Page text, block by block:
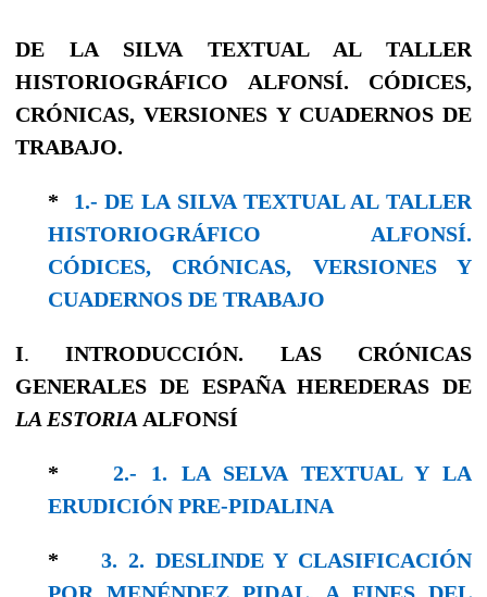
DE LA SILVA TEXTUAL AL TALLER
HISTORIOGRÁFICO ALFONSÍ. CÓDICES,
CRÓNICAS, VERSIONES Y CUADERNOS DE
TRABAJO.
* 1.- DE LA SILVA TEXTUAL AL TALLER
HISTORIOGRÁFICO ALFONSÍ.
CÓDICES, CRÓNICAS, VERSIONES Y
CUADERNOS DE TRABAJO
I. INTRODUCCIÓN. LAS CRÓNICAS
GENERALES DE ESPAÑA HEREDERAS DE
LA ESTORIA ALFONSÍ
*2.- 1. LA SELVA TEXTUAL Y LA
ERUDICIÓN PRE-PIDALINA
* 3. 2. DESLINDE Y CLASIFICACIÓN